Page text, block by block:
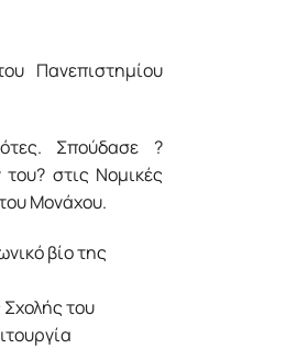
Πανεπιστημίου
Σπούδασε ?
στις Νομικές
Μονάχου.
βίο της
του